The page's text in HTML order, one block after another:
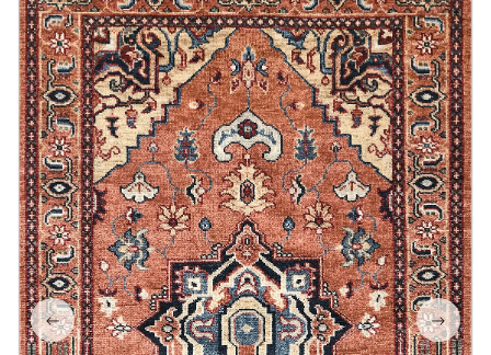
← →